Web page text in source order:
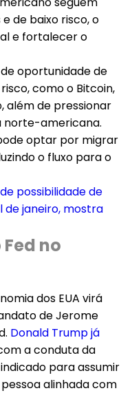
de baixo risco, o
e fortalecer o
oportunidade de
como o Bitcoin,
além de pressionar
norte-americana.
optar por migrar
o fluxo para o
possibilidade de
janeiro, mostra
no
dos EUA virá
de Jerome
Donald Trump já
a conduta da
para assumir
alinhada com